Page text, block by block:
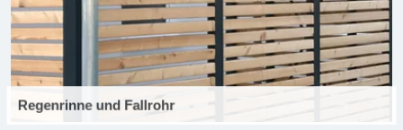
Regenrinne und Fallrohr